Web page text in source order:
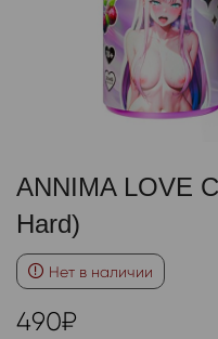
ANNIMA LOVE
Hard)
Нет в наличии
490₽